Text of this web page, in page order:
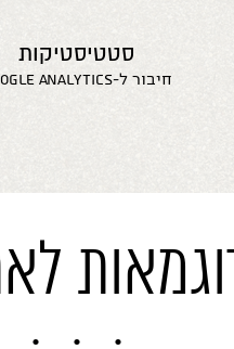
סטטיסטיקות
חיבור ל-google analytics